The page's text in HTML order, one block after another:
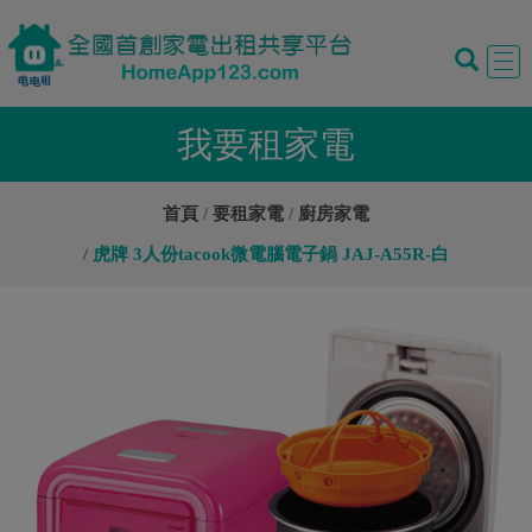
我要租家電
首頁 要租家電 廚房家電
虎牌 3人份tacook微電腦電子鍋 JAJ-A55R-白